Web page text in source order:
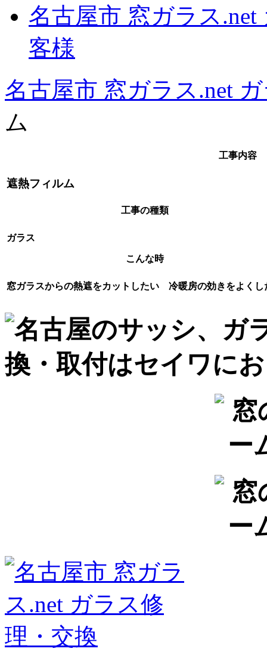
名古屋市 窓ガラス
客様
名古屋市 窓ガラス.net
ム
工事内容
遮熱フィルム
工事の種類
ガラス
こんな時
窓ガラスからの熱遮をカットしたい 冷暖房の効きをよくし